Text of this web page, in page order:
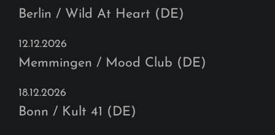
Berlin / Wild At Heart (DE)
12.12.2026
Memmingen / Mood Club (DE)
18.12.2026
Bonn / Kult 41 (DE)